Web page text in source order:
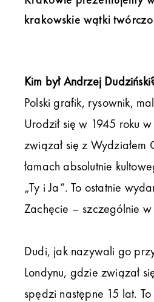
krakowskie wątki
Kim był Andrzej
Polski grafik, rysownik,
Urodził się w 1945 roku
związał się z
łamach absolutnie
„Ty i Ja”. To ostatnie
Zachęcie – szczególnie w
Dudi, jak nazywali go
Londynu, gdzie związał
spędzi następne 15 lat.